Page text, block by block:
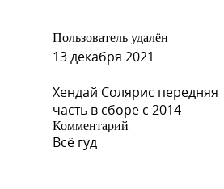
Пользователь удалён
13 декабря 2021
Хендай Солярис передняя
часть в сборе с 2014
Комментарий
Всё гуд